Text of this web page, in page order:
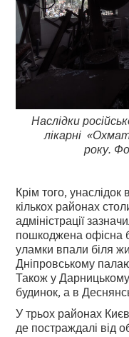
Наслідки
лікарні
року.
Крім того,
кількох районах
адміністрації
пошкоджена офісна
уламки впали біля
Дніпровському
Також у
будинок, а в
У трьох районах
де постраждалі від